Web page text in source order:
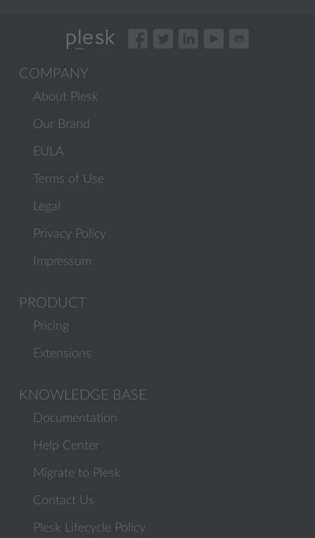
COMPANY
About Plesk
Our Brand
EULA
Terms of Use
Legal
Privacy Policy
Impressum
PRODUCT
Pricing
Extensions
KNOWLEDGE BASE
Documentation
Help Center
Migrate to Plesk
Contact Us
Plesk Lifecycle Policy